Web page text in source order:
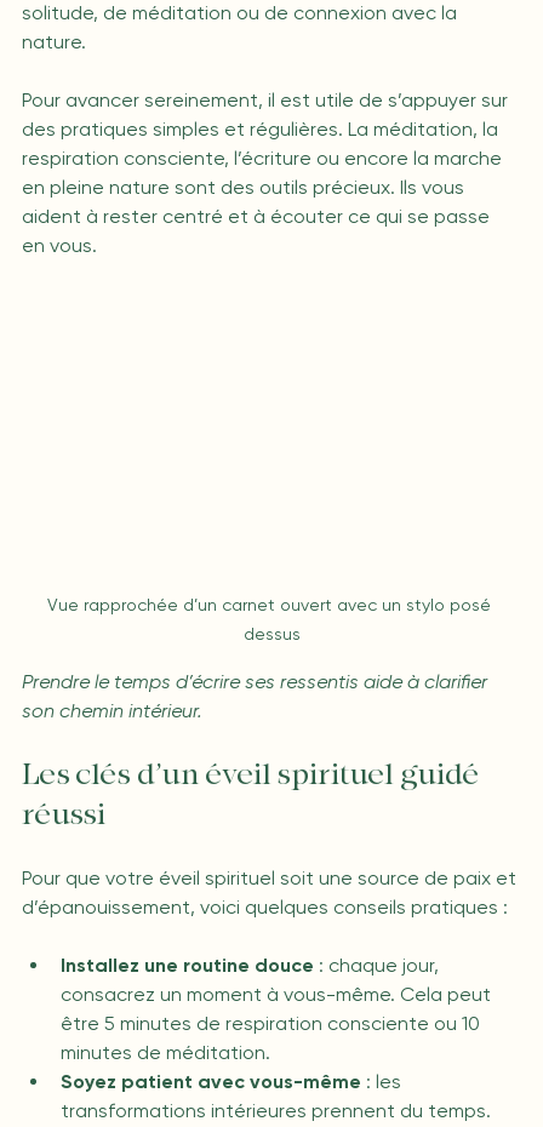
solitude, de méditation ou de connexion avec la
nature.
Pour avancer sereinement, il est utile de s’appuyer sur
des pratiques simples et régulières. La méditation, la
respiration consciente, l’écriture ou encore la marche
en pleine nature sont des outils précieux. Ils vous
aident à rester centré et à écouter ce qui se passe
en vous.
Vue rapprochée d’un carnet ouvert avec un stylo posé
dessus
Prendre le temps d’écrire ses ressentis aide à clarifier
son chemin intérieur.
Les clés d’un éveil spirituel guidé
réussi
Pour que votre éveil spirituel soit une source de paix et
d’épanouissement, voici quelques conseils pratiques :
Installez une routine douce : chaque jour,
consacrez un moment à vous-même. Cela peut
être 5 minutes de respiration consciente ou 10
minutes de méditation.
Soyez patient avec vous-même : les
transformations intérieures prennent du temps.